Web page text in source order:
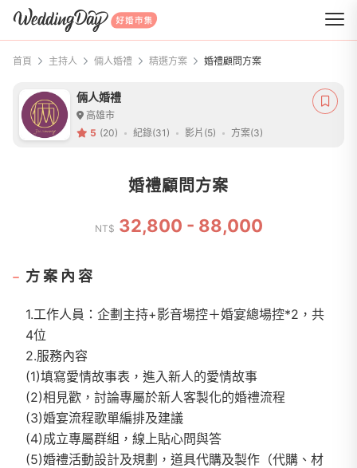
WeddingDay 好婚市集
首頁 主持人 倆人婚禮 精選方案 婚禮顧問方案
倆人婚禮
高雄市
5 (20) 紀錄(31) 影片(5) 方案(3)
婚禮顧問方案
NT$ 32,800 - 88,000
方案內容
1.工作人員：企劃主持+影音場控＋婚宴總場控*2，共
4位
2.服務內容
(1)填寫愛情故事表，進入新人的愛情故事
(2)相見歡，討論專屬於新人客製化的婚禮流程
(3)婚宴流程歌單編排及建議
(4)成立專屬群組，線上貼心問與答
(5)婚禮活動設計及規劃，道具代購及製作（代購、材